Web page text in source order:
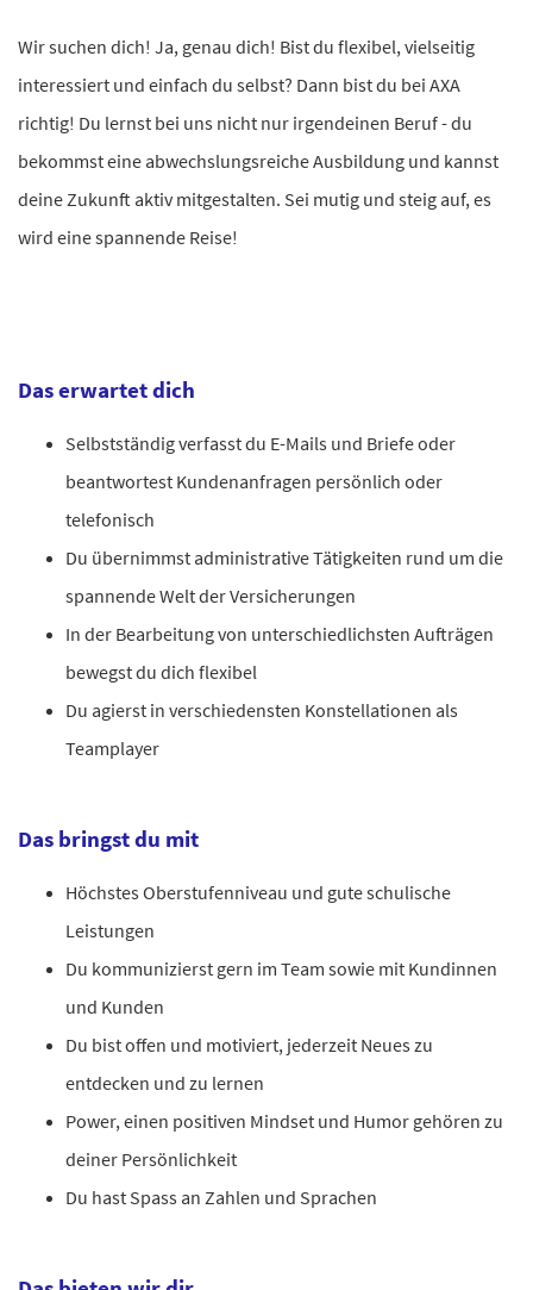
Wir suchen dich! Ja, genau dich! Bist du flexibel, vielseitig
interessiert und einfach du selbst? Dann bist du bei AXA
richtig! Du lernst bei uns nicht nur irgendeinen Beruf - du
bekommst eine abwechslungsreiche Ausbildung und kannst
deine Zukunft aktiv mitgestalten. Sei mutig und steig auf, es
wird eine spannende Reise!
Das erwartet dich
Selbstständig verfasst du E-Mails und Briefe oder
beantwortest Kundenanfragen persönlich oder
telefonisch
Du übernimmst administrative Tätigkeiten rund um die
spannende Welt der Versicherungen
In der Bearbeitung von unterschiedlichsten Aufträgen
bewegst du dich flexibel
Du agierst in verschiedensten Konstellationen als
Teamplayer
Das bringst du mit
Höchstes Oberstufenniveau und gute schulische
Leistungen
Du kommunizierst gern im Team sowie mit Kundinnen
und Kunden
Du bist offen und motiviert, jederzeit Neues zu
entdecken und zu lernen
Power, einen positiven Mindset und Humor gehören zu
deiner Persönlichkeit
Du hast Spass an Zahlen und Sprachen